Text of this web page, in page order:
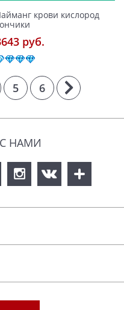
крови кислород
pуб.
5 6
НАМИ